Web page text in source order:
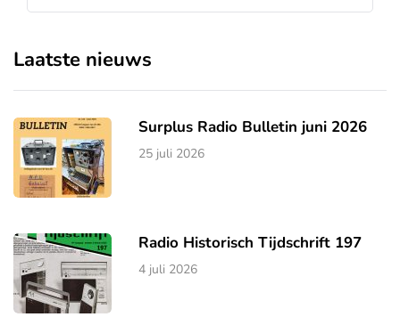
Laatste nieuws
Surplus Radio Bulletin juni 2026
25 juli 2026
Radio Historisch Tijdschrift 197
4 juli 2026